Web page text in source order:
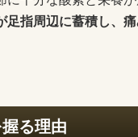
足指周辺に蓄積し、
る理由